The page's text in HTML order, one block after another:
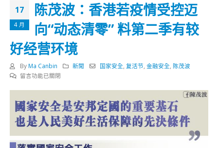
17
4 月
陈茂波：香港若疫情受控迈
向“动态清零” 料第二季有较
好经营环境
By Ma Canbin 新聞 国家安全,复活节,金融安全, 陈茂波
在
波：
香
港
疫
留言功能已關閉